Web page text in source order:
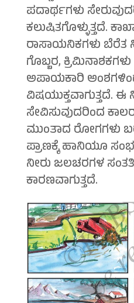
ಪದಾರ್ಥಗಳು
ಕಲುಷಿತಗೊಳ್ಳುತ್ತದೆ.
ರಾಸಾಯನಿಕಗಳು ಬೆರೆತ
ಗೊಬ್ಬರ,
ಅಪಾಯಕಾರಿ
ವಿಷಯುಕ್ತವಾಗುತ್ತದೆ. ಈ
ಸೇವಿಸುವುದರಿಂದ
ಮುಂತಾದ ರೋಗಗಳು
ಪ್ರಾಣಕ್ಕೆ ಹಾನಿಯೂ
ನೀರು ಜಲಚರಗಳ
ಕಾರಣವಾಗುತ್ತದೆ.